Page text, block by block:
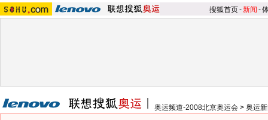
搜狐首页-新闻 -
奥运频道-2008北京奥运会 > 奥运